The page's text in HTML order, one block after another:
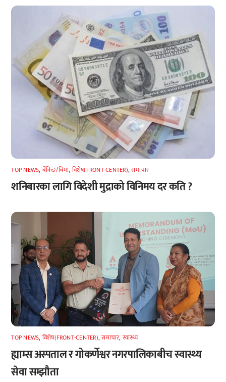
TOP NEWS, बैंकिङ/बिमा, विशेष(FRONT-CENTER),समाचार
शनिबारका लागि विदेशी मुद्राको विनिमय दर कति ?
TOP NEWS, विशेष(FRONT-CENTER),समाचार, स्वास्थ्य
ह्याम्स अस्पताल र गोकर्णेश्वर नगरपालिकाबीच स्वास्थ्य
सेवा सम्झौता